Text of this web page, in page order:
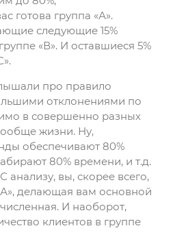
готова группа «А».
следующие 15%
«В». И оставшиеся 5%
про правило
отклонениями по
в совершенно разных
жизни. Ну,
обеспечивают 80%
80% времени, и т.д.
вы, скорее всего,
делающая вам основной
И наоборот,
клиентов в группе